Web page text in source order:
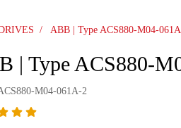
ABB | Type ACS880-M04-
| Type ACS880-
M04-061A-2